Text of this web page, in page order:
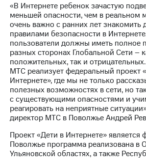
Акционерный
капитал
Контроль
и
аудит
Рынок
акций
Описание
Программа
приобретения
Порядок
выкупа
акций
Дивиденды
Рынок
облигаций
«В Интернете ребенок зачастую
меньшей опасности, чем в реальном
очень важно с ранних лет знакомить
правилами безопасности в
пользователи должны иметь полное
разных сторонах Глобальной Сети –
положительных, так и
МТС реализует федеральный проект
Интернете», где мы не только
полезных возможностях в сети, но
с существующими опасностями и
реагировать на неприятные
директор МТС в Поволжье Андрей
Проект «Дети в Интернете»
Поволжье программа реализована в
Ульяновской областях, а также